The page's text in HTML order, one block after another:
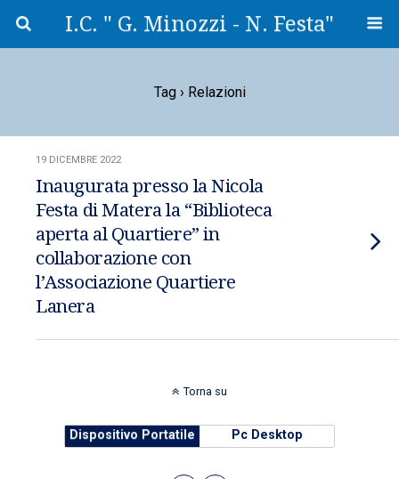
I.C. " G. Minozzi - N. Festa"
Tag › Relazioni
19 DICEMBRE 2022
Inaugurata presso la Nicola
Festa di Matera la “Biblioteca
aperta al Quartiere” in
collaborazione con
l’Associazione Quartiere
Lanera
Torna su
Dispositivo Portatile Pc Desktop